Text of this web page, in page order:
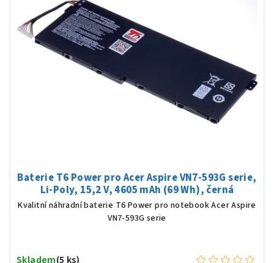
Baterie T6 Power pro Acer Aspire VN7-593G serie,
Li-Poly, 15,2 V, 4605 mAh (69 Wh), černá
Kvalitní náhradní baterie T6 Power pro notebook Acer Aspire
VN7-593G serie
Skladem(5 ks)